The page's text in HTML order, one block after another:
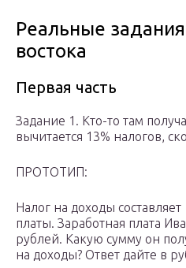
Реальные
востока
Первая часть
Задание 1. Кто-то там
вычитается 13% налогов,
ПРОТОТИП:
Налог на доходы
платы. Заработная плата
рублей. Какую сумму он
на доходы? Ответ дайте в